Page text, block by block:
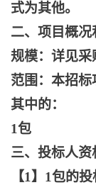
式为其他。
二、项目概况
规模：详见采
范围：本招标
其中的：
1包
三、投标人资
【1】1包的投